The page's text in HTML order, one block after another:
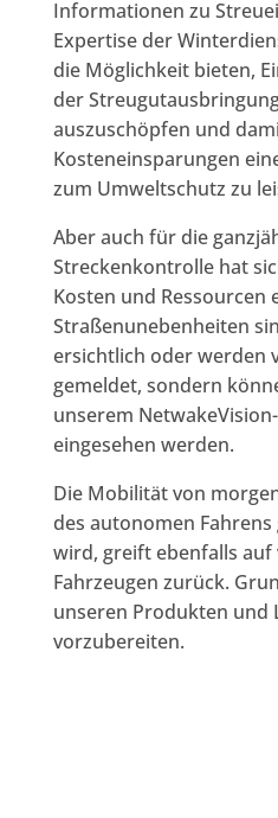
Informationen zu
Expertise der
die Möglichkeit bieten,
der
auszuschöpfen und
Kosteneinsparungen
zum Umweltschutz zu
Aber auch für die
Streckenkontrolle hat
Kosten und Ressourcen
Straßenunebenheiten
ersichtlich oder werden
gemeldet, sondern
unserem
eingesehen werden.
Die Mobilität von
des autonomen
wird, greift ebenfalls auf
Fahrzeugen zurück.
unseren Produkten und
vorzubereiten.